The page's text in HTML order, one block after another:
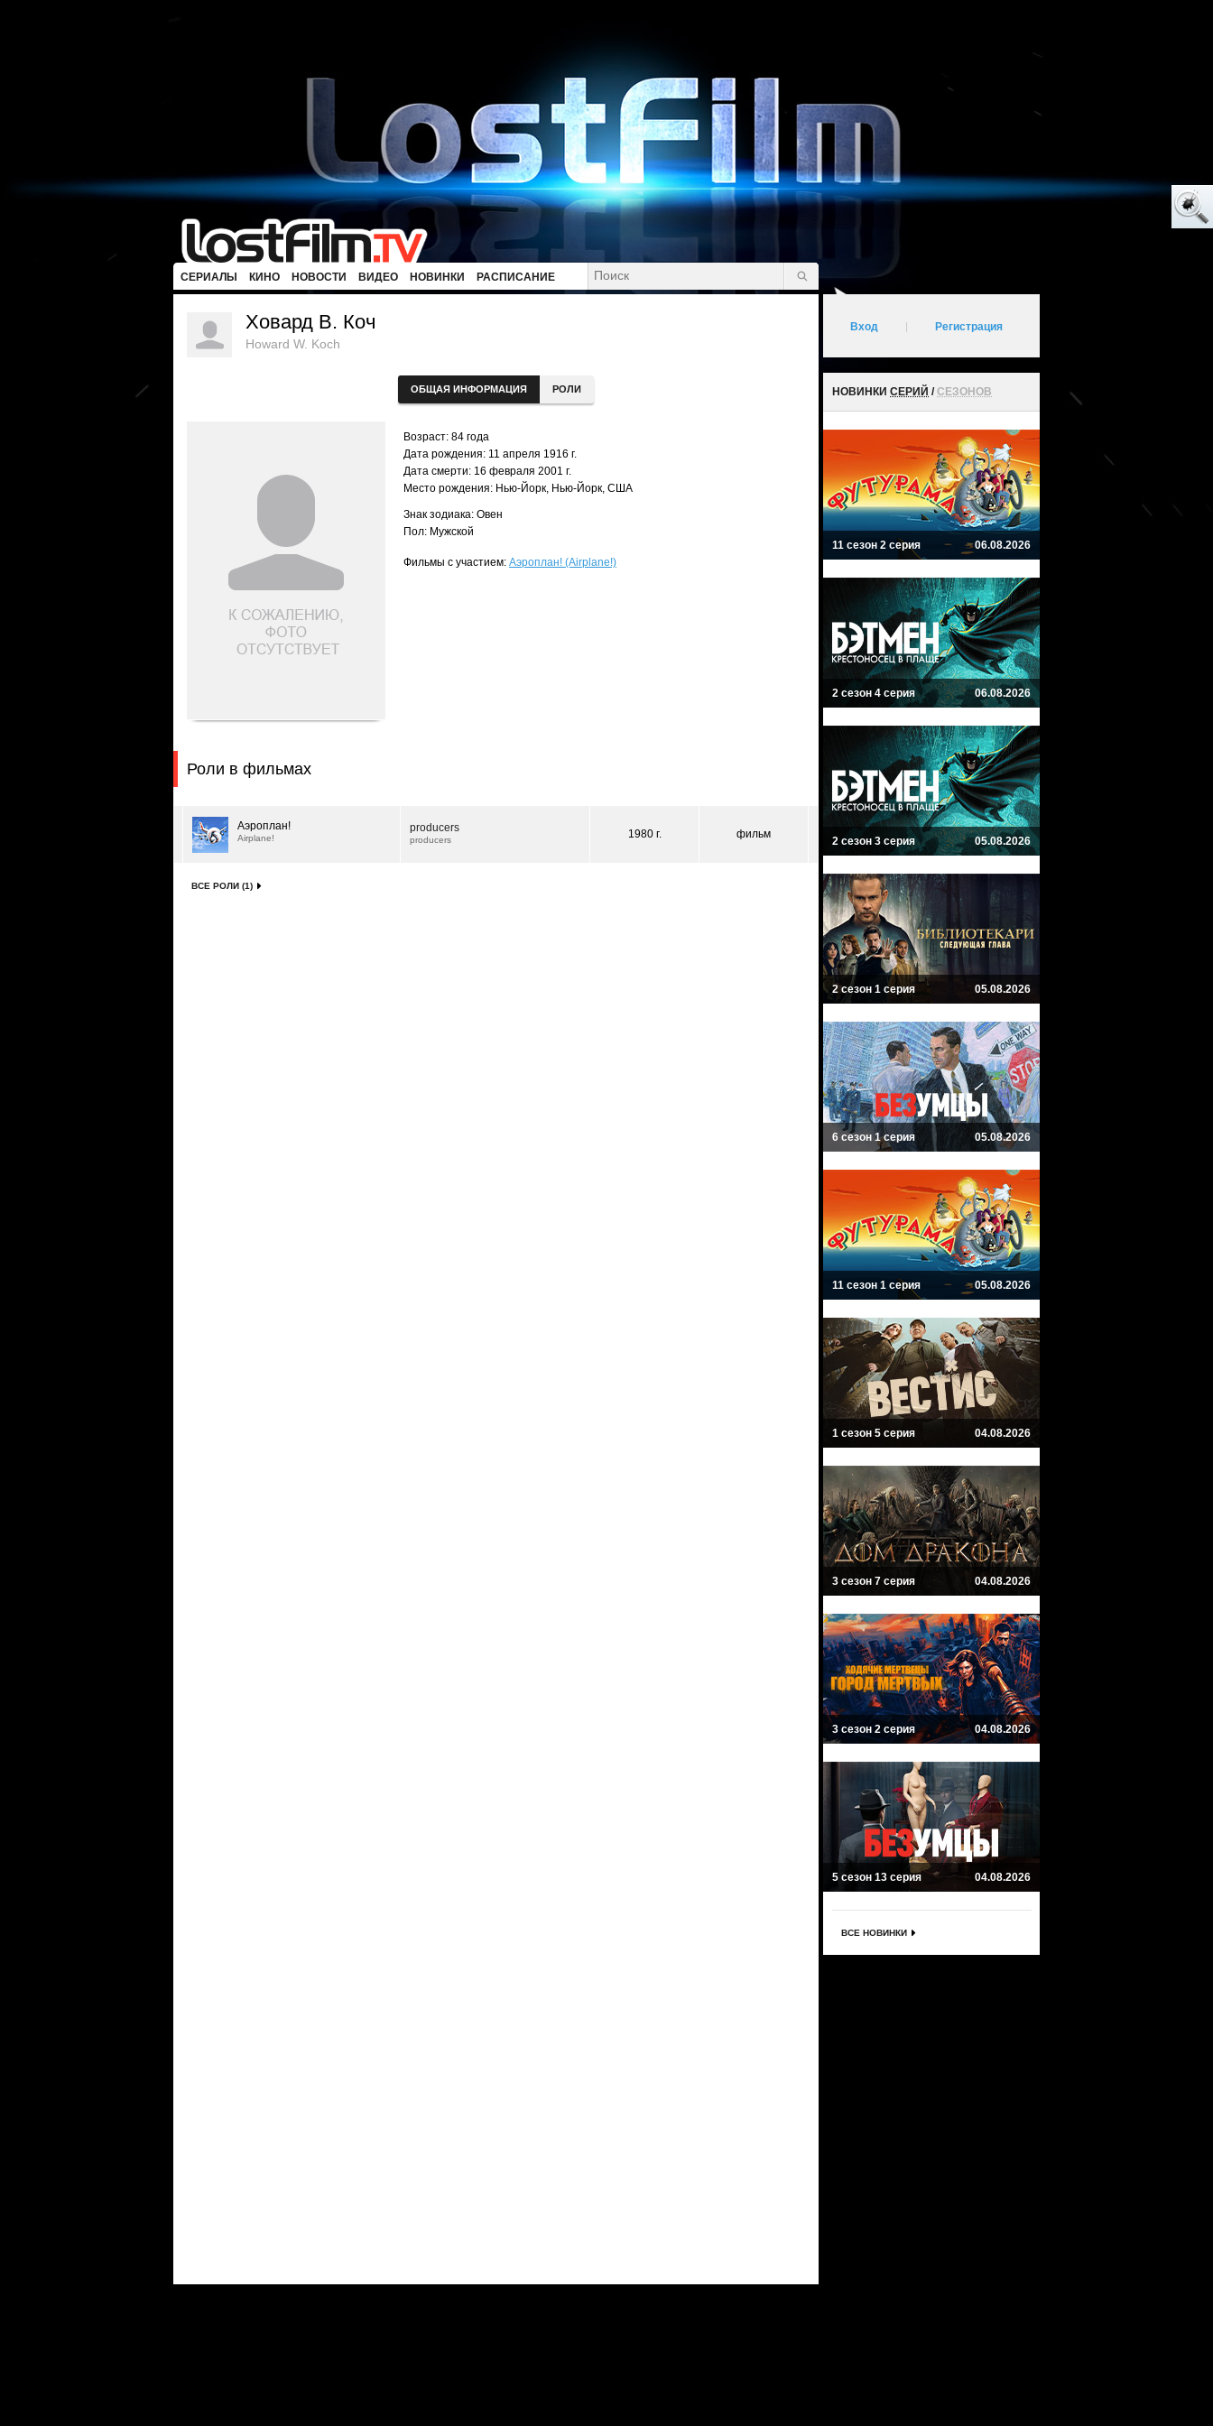
СЕРИАЛЫ КИНО НОВОСТИ ВИДЕО НОВИНКИ РАСПИСАНИЕ
Ховард В. Коч
Howard W. Koch
ОБЩАЯ ИНФОРМАЦИЯ РОЛИ
Возраст: 84 года
Дата рождения: 11 апреля 1916 г.
Дата смерти: 16 февраля 2001 г.
Место рождения: Нью-Йорк, Нью-Йорк, США
Знак зодиака: Овен
Пол: Мужской
Фильмы с участием: Аэроплан! (Airplane!)
Роли в фильмах
Аэроплан!
Airplane!
producers
producers 1980 г. фильм
ВСЕ РОЛИ (1)
Вход Регистрация
НОВИНКИ СЕРИЙ /СЕЗОНОВ
11 сезон 2 серия 06.08.2026
2 сезон 4 серия 06.08.2026
2 сезон 3 серия 05.08.2026
2 сезон 1 серия 05.08.2026
6 сезон 1 серия 05.08.2026
11 сезон 1 серия 05.08.2026
1 сезон 5 серия 04.08.2026
3 сезон 7 серия 04.08.2026
3 сезон 2 серия 04.08.2026
5 сезон 13 серия 04.08.2026
ВСЕ НОВИНКИ